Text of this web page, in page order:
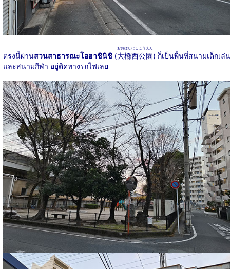
ตรงนี้ผ่านสวนสาธารณะโอฮาชินิชิ (大橋西公園
おおはしにしこうえん
) ก็เป็นพื้นที่สนามเด็กเล่น
และสนามกีฬา อยู่ติดทางรถไฟเลย